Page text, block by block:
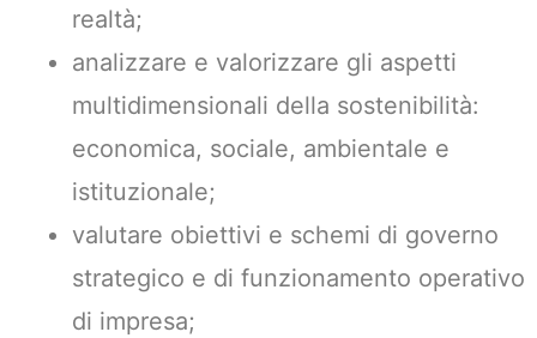
realtà;
analizzare e valorizzare gli aspetti
multidimensionali della sostenibilità:
economica, sociale, ambientale e
istituzionale;
valutare obiettivi e schemi di governo
strategico e di funzionamento operativo
di impresa;